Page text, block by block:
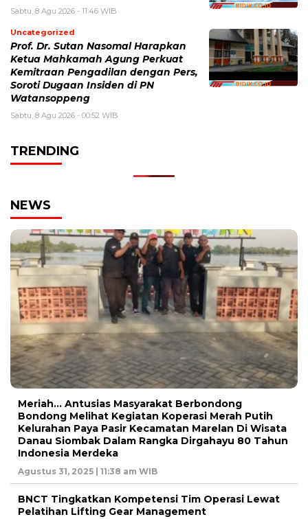
Sabtu, 8 Agu 2026 - 11:46 WIB
Uncategorized
Prof. Dr. Sutan Nasomal Harapkan
Ketua Mahkamah Agung Perkuat
Kemitraan Pengadilan dengan Pers,
Soroti Dugaan Insiden di PN
Watansoppeng
Sabtu, 8 Agu 2026 - 00:52 WIB
TRENDING
NEWS
Meriah… Antusias Masyarakat Berbondong
Bondong Melihat Kegiatan Koperasi Merah Putih
Kelurahan Paya Pasir Kecamatan Marelan Di Wisata
Danau Siombak Dalam Rangka Dirgahayu 80 Tahun
Indonesia Merdeka
Agustus 31, 2025 | 11:38 am WIB
BNCT Tingkatkan Kompetensi Tim Operasi Lewat
Pelatihan Lifting Gear Management